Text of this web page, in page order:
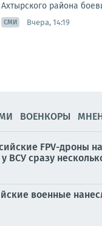
Ахтырского района
СМИ Вчера, 14:19
ВОЕНКОРЫ
FPV-дроны
ВСУ сразу
военные